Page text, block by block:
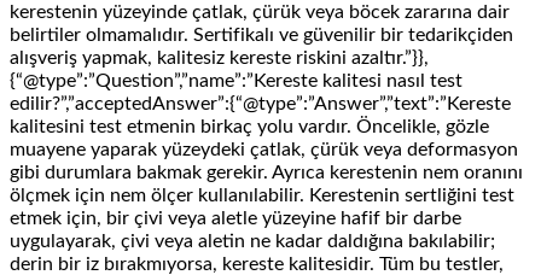
kerestenin yüzeyinde çatlak, çürük veya böcek zararına dair
belirtiler olmamalıdır. Sertifikalı ve güvenilir bir tedarikçiden
alışveriş yapmak, kalitesiz kereste riskini azaltır.”}},
{“@type”:”Question”,”name”:”Kereste kalitesi nasıl test
edilir?”,”acceptedAnswer”:{“@type”:”Answer”,”text”:”Kereste
kalitesini test etmenin birkaç yolu vardır. Öncelikle, gözle
muayene yaparak yüzeydeki çatlak, çürük veya deformasyon
gibi durumlara bakmak gerekir. Ayrıca kerestenin nem oranını
ölçmek için nem ölçer kullanılabilir. Kerestenin sertliğini test
etmek için, bir çivi veya aletle yüzeyine hafif bir darbe
uygulayarak, çivi veya aletin ne kadar daldığına bakılabilir;
derin bir iz bırakmıyorsa, kereste kalitesidir. Tüm bu testler,